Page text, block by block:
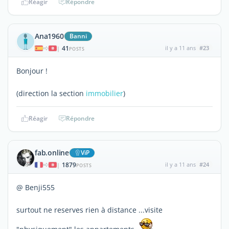
Ana1960 Banni
| 41 POSTS il y a 11 ans #23
Bonjour !
(direction la section immobilier)
Réagir Répondre
fab.online ViP
| 1879POSTS il y a 11 ans #24
@ Benji555
surtout ne reserves rien à distance ...visite